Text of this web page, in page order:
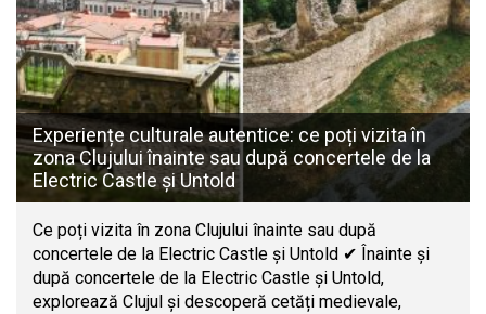
Experiențe culturale autentice: ce poți vizita în
zona Clujului înainte sau după concertele de la
Electric Castle și Untold
Ce poți vizita în zona Clujului înainte sau după
concertele de la Electric Castle și Untold ✔ Înainte și
după concertele de la Electric Castle și Untold,
explorează Clujul și descoperă cetăți medievale,